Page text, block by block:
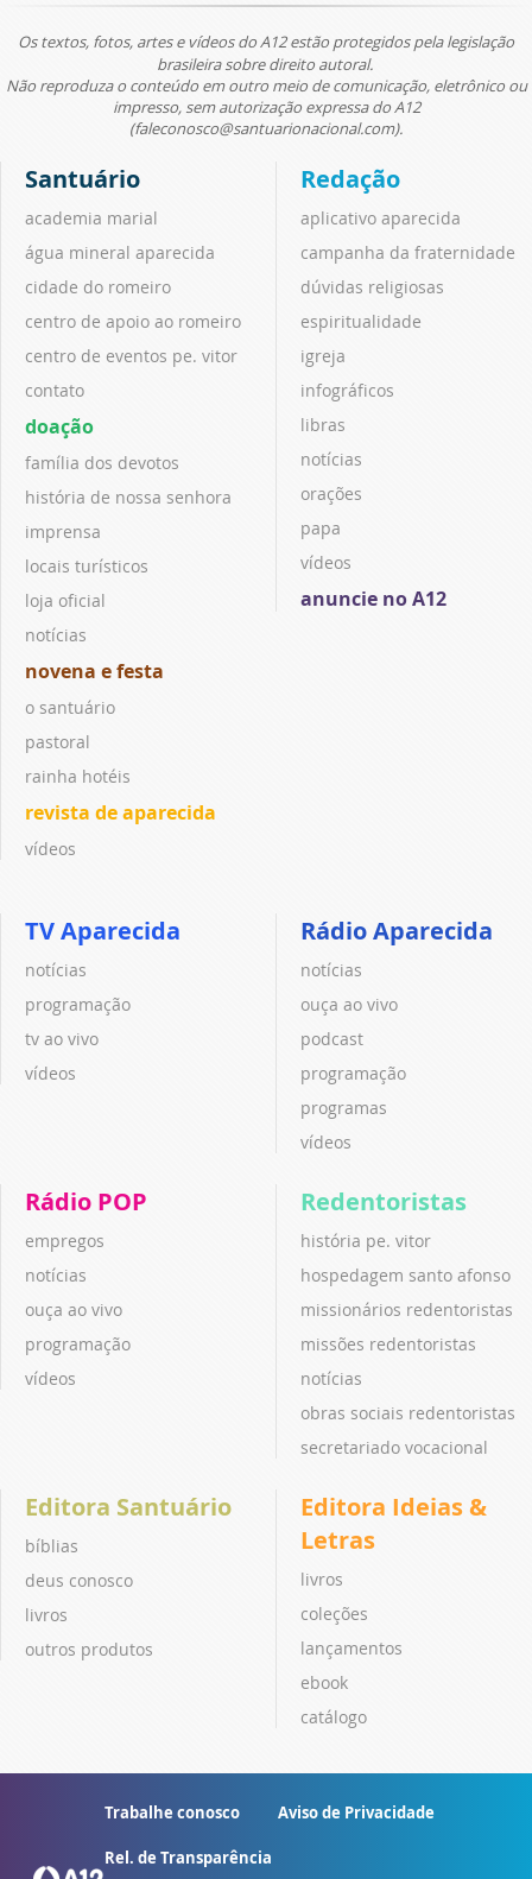
Os textos, fotos, artes e vídeos do A12 estão protegidos pela legislação
brasileira sobre direito autoral.
Não reproduza o conteúdo em outro meio de comunicação, eletrônico ou
impresso, sem autorização expressa do A12
(faleconosco@santuarionacional.com).
Santuário
academia marial
água mineral aparecida
cidade do romeiro
centro de apoio ao romeiro
centro de eventos pe. vitor
contato
doação
família dos devotos
história de nossa senhora
imprensa
locais turísticos
loja oficial
notícias
novena e festa
o santuário
pastoral
rainha hotéis
revista de aparecida
vídeos
Redação
aplicativo aparecida
campanha da fraternidade
dúvidas religiosas
espiritualidade
igreja
infográficos
libras
notícias
orações
papa
vídeos
anuncie no A12
TV Aparecida
notícias
programação
tv ao vivo
vídeos
Rádio Aparecida
notícias
ouça ao vivo
podcast
programação
programas
vídeos
Rádio POP
empregos
notícias
ouça ao vivo
programação
vídeos
Redentoristas
história pe. vitor
hospedagem santo afonso
missionários redentoristas
missões redentoristas
notícias
obras sociais redentoristas
secretariado vocacional
Editora Santuário
bíblias
deus conosco
livros
outros produtos
Editora Ideias &
Letras
livros
coleções
lançamentos
ebook
catálogo
Trabalhe conosco Aviso de Privacidade
Rel. de Transparência